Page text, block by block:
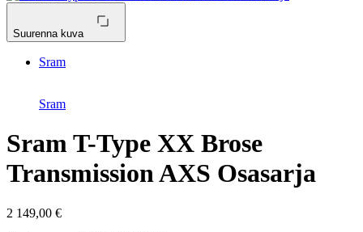
Suurenna kuva
Sram
Sram
Sram T-Type XX Brose
Transmission AXS Osasarja
2 149,00 €